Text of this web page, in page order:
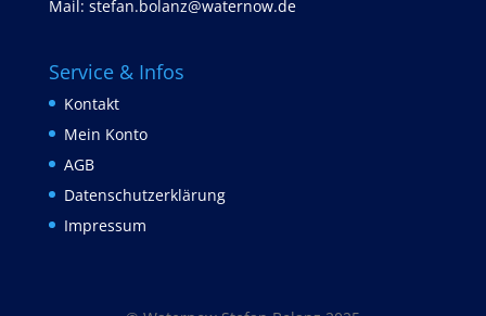
Mail: stefan.bolanz@waternow.de
Service & Infos
Kontakt
Mein Konto
AGB
Datenschutzerklärung
Impressum